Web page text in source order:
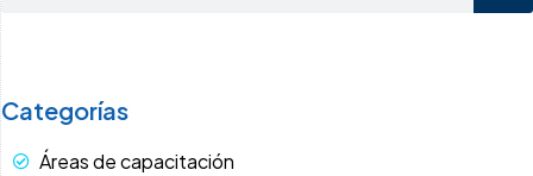
Categorías
Áreas de capacitación